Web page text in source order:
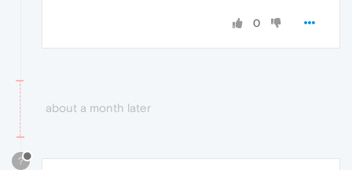
0
about a month later
?